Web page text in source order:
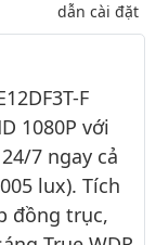
dẫn cài đặt
F
1080P với
7 ngay cả
lux). Tích
đồng trục,